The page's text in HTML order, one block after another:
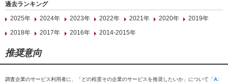
過去ランキング
2025年
2024年 2023年 2022年 2021年 2020年
2019年
2018年
2017年 2016年 2014-2015年
推奨意向
調査企業のサービス利用者に、「どの程度その企業のサービスを推奨したいか」について「A: